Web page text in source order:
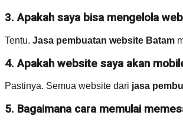
3. Apakah saya bisa mengelola
Tentu. Jasa pembuatan website Batam
4. Apakah website saya akan
Pastinya. Semua website dari jasa
5. Bagaimana cara memulai